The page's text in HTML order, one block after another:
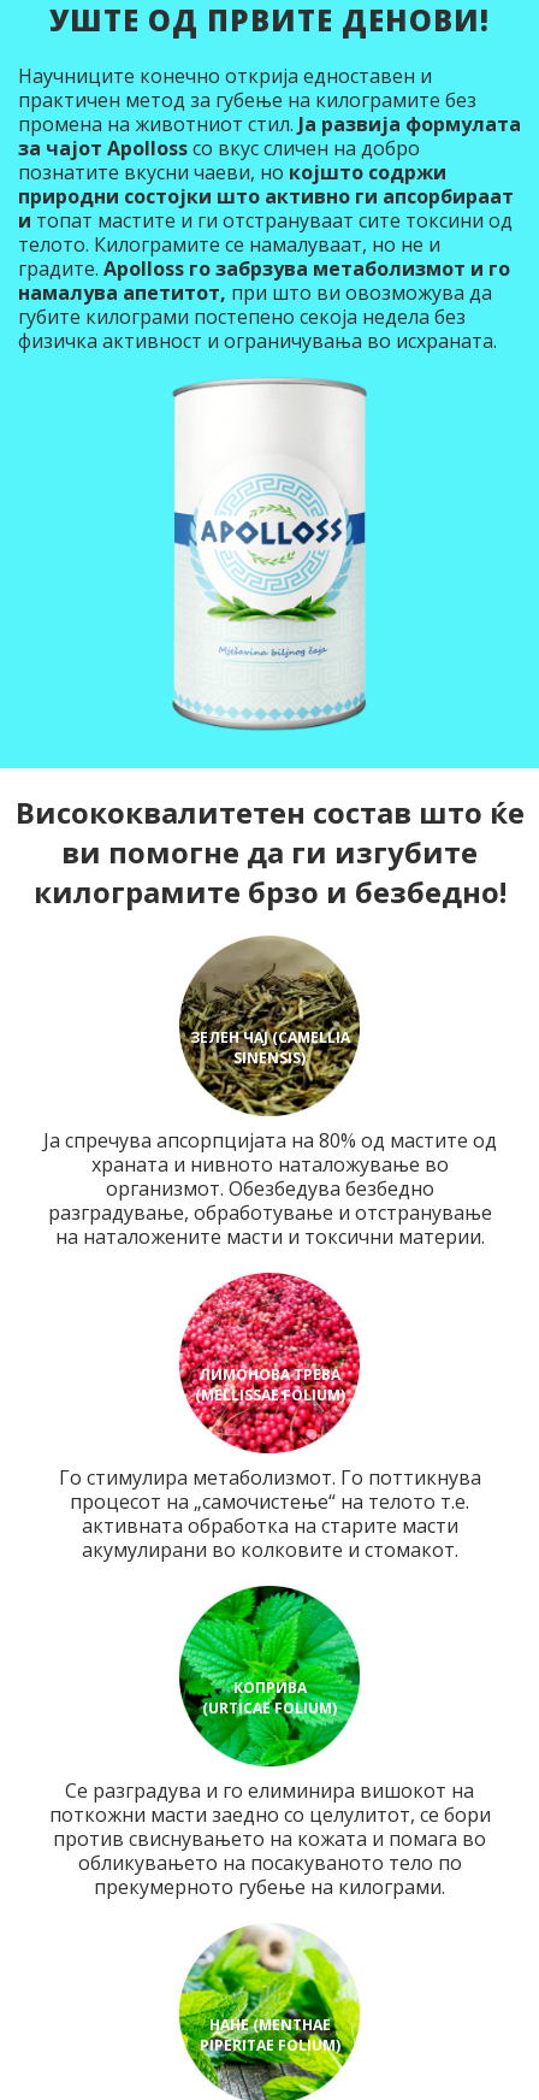
УШТЕ ОД ПРВИТЕ ДЕНОВИ!
Научниците конечно открија едноставен и
практичен метод за губење на килограмите без
промена на животниот стил. Ја развија формулата
за чајот Apollossсо вкус сличен на добро
познатите вкусни чаеви, но којшто содржи
природни состојки што активно ги апсорбираат
и топат мастите и ги отстрануваат сите токсини од
телото. Килограмите се намалуваат, но не и
градите. Apolloss го забрзува метаболизмот и го
намалува апетитот, при што ви овозможува да
губите килограми постепено секоја недела без
физичка активност и ограничувања во исхраната.
Висококвалитетен состав што ќе
ви помогне да ги изгубите
килограмите брзо и безбедно!
ЗЕЛЕН ЧАЈ (CAMELLIA
SINENSIS)
Ја спречува апсорпцијата на 80% од мастите од
храната и нивното наталожување во
организмот. Обезбедува безбедно
разградување, обработување и отстранување
на наталожените масти и токсични материи.
ЛИМОНОВА ТРЕВА
(MELLISSAE FOLIUM)
Го стимулира метаболизмот. Го поттикнува
процесот на „самочистење“ на телото т.е.
активната обработка на старите масти
акумулирани во колковите и стомакот.
КОПРИВА
(URTICAE FOLIUM)
Се разградува и го елиминира вишокот на
поткожни масти заедно со целулитот, се бори
против свиснувањето на кожата и помага во
обликувањето на посакуваното тело по
прекумерното губење на килограми.
НАНЕ (MENTHAE
PIPERITAE FOLIUM)